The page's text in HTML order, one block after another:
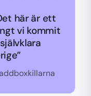
här är ett
vi kommit